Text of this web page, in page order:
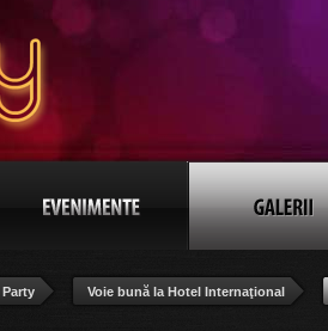
Party Voie bună la Hotel Internaţional